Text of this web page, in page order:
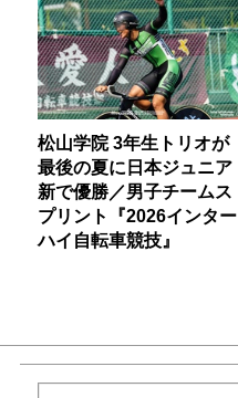
松山学院 3年生トリオが
最後の夏に日本ジュニア
新で優勝／男子チームス
プリント『2026インター
ハイ自転車競技』